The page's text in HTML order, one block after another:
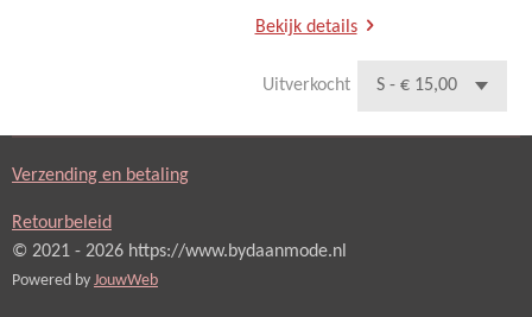
Bekijk details
Uitverkocht
Verzending en betaling
Retourbeleid
© 2021 - 2026 https://www.bydaanmode.nl
Powered by JouwWeb